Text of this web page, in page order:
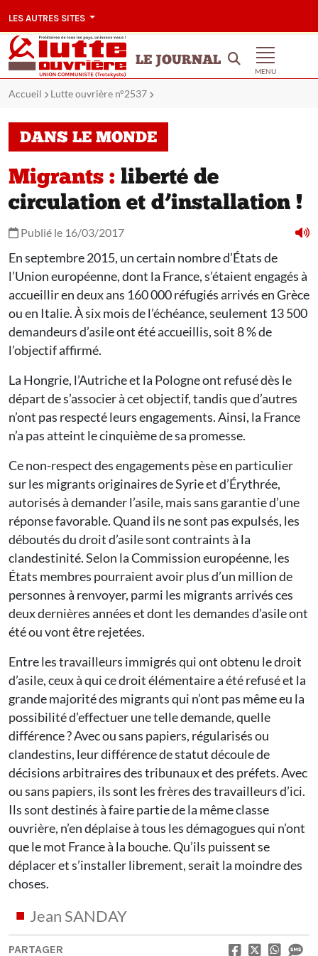
LES AUTRES SITES
LE JOURNAL
MENU
Accueil Lutte ouvrière n°2537
DANS LE MONDE
Migrants : liberté de
circulation et d’installation !
Publié le 16/03/2017
En septembre 2015, un certain nombre d’États de
l’Union européenne, dont la France, s’étaient engagés à
accueillir en deux ans 160 000 réfugiés arrivés en Grèce
ou en Italie. À six mois de l’échéance, seulement 13 500
demandeurs d’asile ont été accueillis, soit 8 % de
l’objectif affirmé.
La Hongrie, l’Autriche et la Pologne ont refusé dès le
départ de s’associer à cet objectif, tandis que d’autres
n’ont pas respecté leurs engagements. Ainsi, la France
n’a pas atteint le cinquième de sa promesse.
Ce non-respect des engagements pèse en particulier
sur les migrants originaires de Syrie et d’Érythrée,
autorisés à demander l’asile, mais sans garantie d’une
réponse favorable. Quand ils ne sont pas expulsés, les
déboutés du droit d’asile sont contraints à la
clandestinité. Selon la Commission européenne, les
États membres pourraient avoir plus d’un million de
personnes à renvoyer, parmi les migrants arrivés ces
deux dernières années et dont les demandes d’asile ont
été ou vont être rejetées.
Entre les travailleurs immigrés qui ont obtenu le droit
d’asile, ceux à qui ce droit élémentaire a été refusé et la
grande majorité des migrants qui n’ont pas même eu la
possibilité d’effectuer une telle demande, quelle
différence ? Avec ou sans papiers, régularisés ou
clandestins, leur différence de statut découle de
décisions arbitraires des tribunaux et des préfets. Avec
ou sans papiers, ils sont les frères des travailleurs d’ici.
Ils sont destinés à faire partie de la même classe
ouvrière, n’en déplaise à tous les démagogues qui n’ont
que le mot France à la bouche. Qu’ils puissent se
déplacer et s’installer librement, serait la moindre des
choses.
Jean SANDAY
PARTAGER